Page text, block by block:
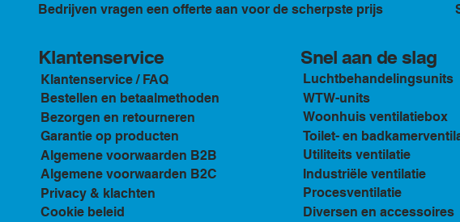
Klantenservice
Klantenservice / FAQ
Bestellen en betaalmethoden
Bezorgen en retourneren
Garantie op producten
Algemene voorwaarden B2B
Algemene voorwaarden B2C
Privacy & klachten
Cookie beleid
Bedrijven vragen een offerte aan voor de scherpste prijs
Snel aan de slag
Luchtbehandelingsunits
WTW-units
Woonhuis ventilatiebox
Toilet- en
Utiliteits ventilatie
Industriële ventilatie
Procesventilatie
Diversen en accessoires